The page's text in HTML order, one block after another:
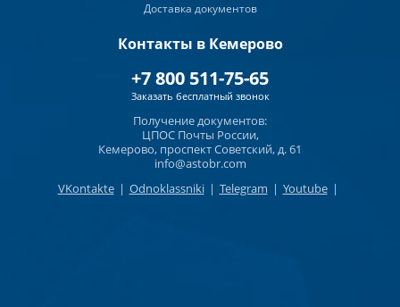
Доставка документов
Контакты в Кемерово
+7 800 511-75-65
Заказать бесплатный звонок
Получение документов:
ЦПОС Почты России,
Кемерово, проспект Советский, д. 61
info@astobr.com
VKontakte | Odnoklassniki | Telegram | Youtube |